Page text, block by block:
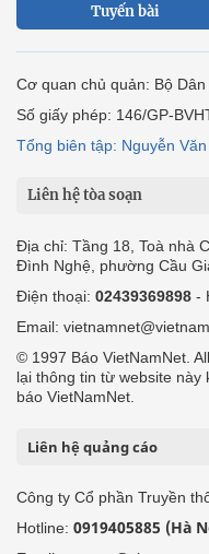
Tuyến bài
Cơ quan chủ quản: Bộ
Số giấy phép: 146/GP-
Tổng biên tập: Nguyễn Văn
Liên hệ tòa soạn
Địa chỉ: Tầng 18, Toà nhà
Đình Nghệ, phường Cầu
Điện thoại: 02439369898 -
Email:
© 1997 Báo VietNamNet.
lại thông tin từ website này
báo VietNamNet.
Liên hệ quảng cáo
Công ty Cổ phần Truyền
Hotline: 0919405885 (Hà